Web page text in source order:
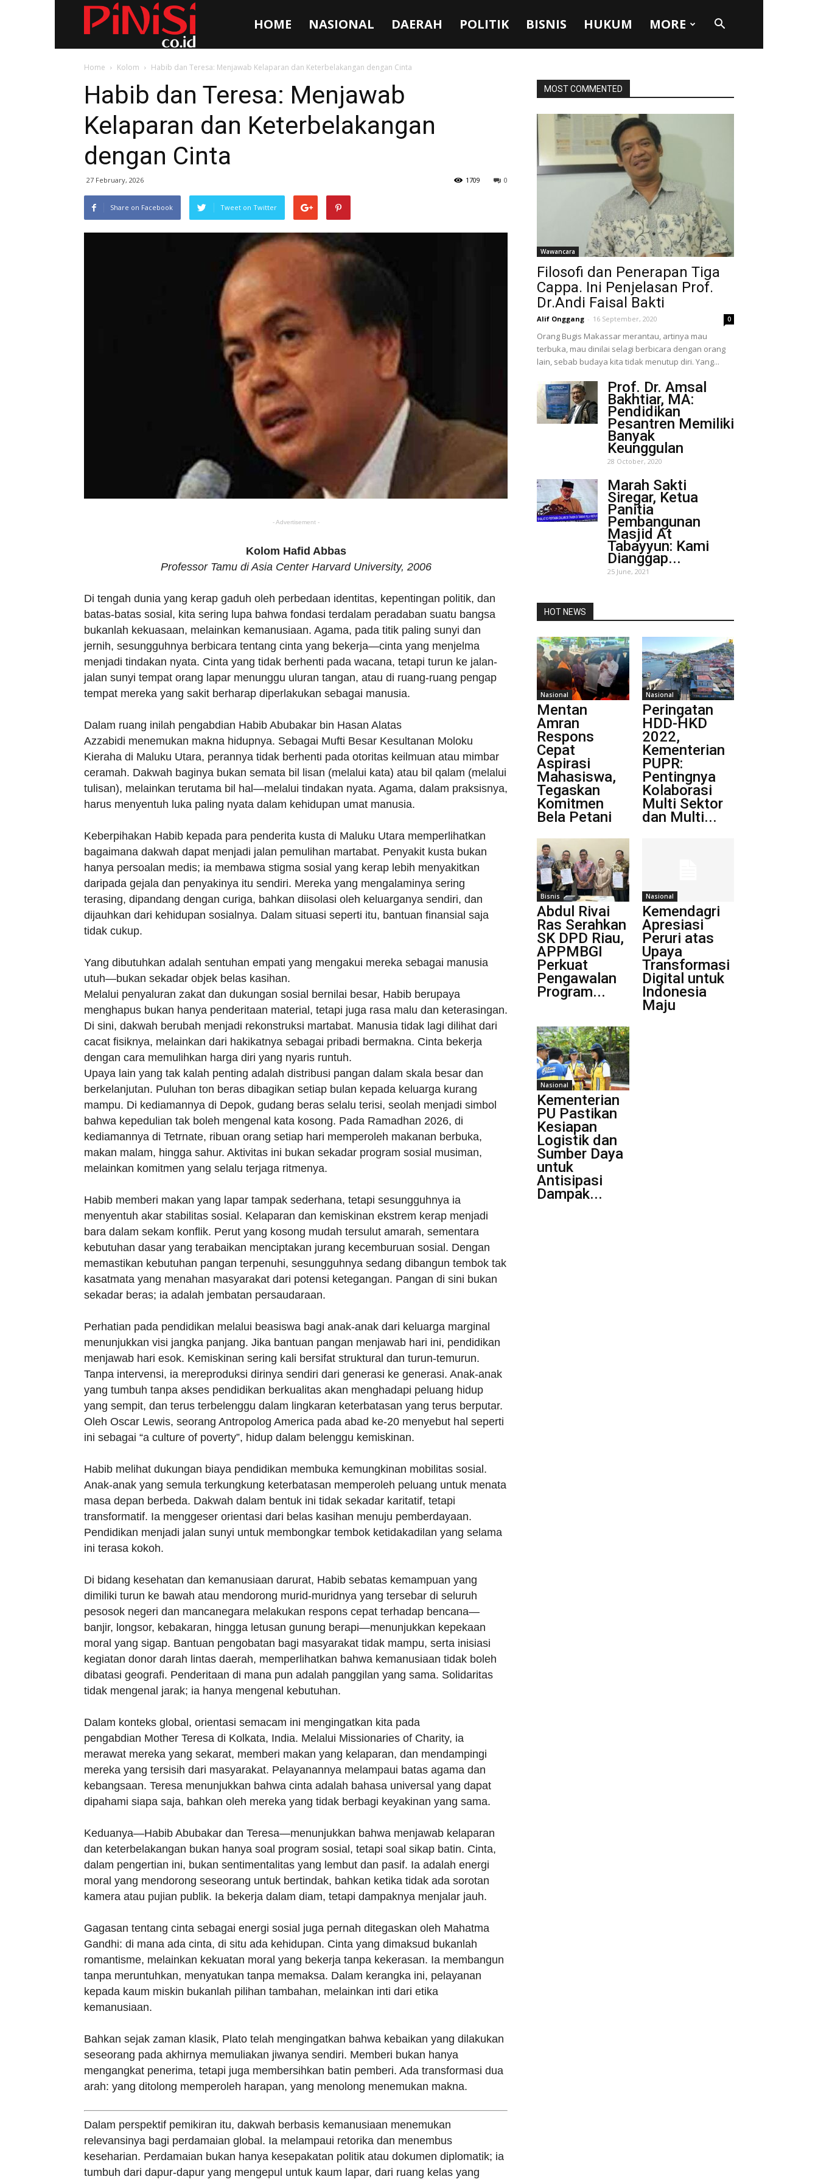
HOME NASIONAL DAERAH POLITIK BISNIS HUKUM MORE
Home Kolom Habib dan Teresa: Menjawab Kelaparan dan Keterbelakangan dengan Cinta
Habib dan Teresa: Menjawab
Kelaparan dan Keterbelakangan
dengan Cinta
27 February, 2026 0
1709
Share on Facebook Tweet on Twitter
- Advertisement -
Kolom Hafid Abbas
Professor Tamu di Asia Center Harvard University, 2006
Di tengah dunia yang kerap gaduh oleh perbedaan identitas, kepentingan politik, dan
batas-batas sosial, kita sering lupa bahwa fondasi terdalam peradaban suatu bangsa
bukanlah kekuasaan, melainkan kemanusiaan. Agama, pada titik paling sunyi dan
jernih, sesungguhnya berbicara tentang cinta yang bekerja—cinta yang menjelma
menjadi tindakan nyata. Cinta yang tidak berhenti pada wacana, tetapi turun ke jalan-
jalan sunyi tempat orang lapar menunggu uluran tangan, atau di ruang-ruang pengap
tempat mereka yang sakit berharap diperlakukan sebagai manusia.
Dalam ruang inilah pengabdian Habib Abubakar bin Hasan Alatas
Azzabidi menemukan makna hidupnya. Sebagai Mufti Besar Kesultanan Moloku
Kieraha di Maluku Utara, perannya tidak berhenti pada otoritas keilmuan atau mimbar
ceramah. Dakwah baginya bukan semata bil lisan (melalui kata) atau bil qalam (melalui
tulisan), melainkan terutama bil hal—melalui tindakan nyata. Agama, dalam praksisnya,
harus menyentuh luka paling nyata dalam kehidupan umat manusia.
Keberpihakan Habib kepada para penderita kusta di Maluku Utara memperlihatkan
bagaimana dakwah dapat menjadi jalan pemulihan martabat. Penyakit kusta bukan
hanya persoalan medis; ia membawa stigma sosial yang kerap lebih menyakitkan
daripada gejala dan penyakinya itu sendiri. Mereka yang mengalaminya sering
terasing, dipandang dengan curiga, bahkan diisolasi oleh keluarganya sendiri, dan
dijauhkan dari kehidupan sosialnya. Dalam situasi seperti itu, bantuan finansial saja
tidak cukup.
Yang dibutuhkan adalah sentuhan empati yang mengakui mereka sebagai manusia
utuh—bukan sekadar objek belas kasihan.
Melalui penyaluran zakat dan dukungan sosial bernilai besar, Habib berupaya
menghapus bukan hanya penderitaan material, tetapi juga rasa malu dan keterasingan.
Di sini, dakwah berubah menjadi rekonstruksi martabat. Manusia tidak lagi dilihat dari
cacat fisiknya, melainkan dari hakikatnya sebagai pribadi bermakna. Cinta bekerja
dengan cara memulihkan harga diri yang nyaris runtuh.
Upaya lain yang tak kalah penting adalah distribusi pangan dalam skala besar dan
berkelanjutan. Puluhan ton beras dibagikan setiap bulan kepada keluarga kurang
mampu. Di kediamannya di Depok, gudang beras selalu terisi, seolah menjadi simbol
bahwa kepedulian tak boleh mengenal kata kosong. Pada Ramadhan 2026, di
kediamannya di Tetrnate, ribuan orang setiap hari memperoleh makanan berbuka,
makan malam, hingga sahur. Aktivitas ini bukan sekadar program sosial musiman,
melainkan komitmen yang selalu terjaga ritmenya.
Habib memberi makan yang lapar tampak sederhana, tetapi sesungguhnya ia
menyentuh akar stabilitas sosial. Kelaparan dan kemiskinan ekstrem kerap menjadi
bara dalam sekam konflik. Perut yang kosong mudah tersulut amarah, sementara
kebutuhan dasar yang terabaikan menciptakan jurang kecemburuan sosial. Dengan
memastikan kebutuhan pangan terpenuhi, sesungguhnya sedang dibangun tembok tak
kasatmata yang menahan masyarakat dari potensi ketegangan. Pangan di sini bukan
sekadar beras; ia adalah jembatan persaudaraan.
Perhatian pada pendidikan melalui beasiswa bagi anak-anak dari keluarga marginal
menunjukkan visi jangka panjang. Jika bantuan pangan menjawab hari ini, pendidikan
menjawab hari esok. Kemiskinan sering kali bersifat struktural dan turun-temurun.
Tanpa intervensi, ia mereproduksi dirinya sendiri dari generasi ke generasi. Anak-anak
yang tumbuh tanpa akses pendidikan berkualitas akan menghadapi peluang hidup
yang sempit, dan terus terbelenggu dalam lingkaran keterbatasan yang terus berputar.
Oleh Oscar Lewis, seorang Antropolog America pada abad ke-20 menyebut hal seperti
ini sebagai “a culture of poverty”, hidup dalam belenggu kemiskinan.
Habib melihat dukungan biaya pendidikan membuka kemungkinan mobilitas sosial.
Anak-anak yang semula terkungkung keterbatasan memperoleh peluang untuk menata
masa depan berbeda. Dakwah dalam bentuk ini tidak sekadar karitatif, tetapi
transformatif. Ia menggeser orientasi dari belas kasihan menuju pemberdayaan.
Pendidikan menjadi jalan sunyi untuk membongkar tembok ketidakadilan yang selama
ini terasa kokoh.
Di bidang kesehatan dan kemanusiaan darurat, Habib sebatas kemampuan yang
dimiliki turun ke bawah atau mendorong murid-muridnya yang tersebar di seluruh
pesosok negeri dan mancanegara melakukan respons cepat terhadap bencana—
banjir, longsor, kebakaran, hingga letusan gunung berapi—menunjukkan kepekaan
moral yang sigap. Bantuan pengobatan bagi masyarakat tidak mampu, serta inisiasi
kegiatan donor darah lintas daerah, memperlihatkan bahwa kemanusiaan tidak boleh
dibatasi geografi. Penderitaan di mana pun adalah panggilan yang sama. Solidaritas
tidak mengenal jarak; ia hanya mengenal kebutuhan.
Dalam konteks global, orientasi semacam ini mengingatkan kita pada
pengabdian Mother Teresa di Kolkata, India. Melalui Missionaries of Charity, ia
merawat mereka yang sekarat, memberi makan yang kelaparan, dan mendampingi
mereka yang tersisih dari masyarakat. Pelayanannya melampaui batas agama dan
kebangsaan. Teresa menunjukkan bahwa cinta adalah bahasa universal yang dapat
dipahami siapa saja, bahkan oleh mereka yang tidak berbagi keyakinan yang sama.
Keduanya—Habib Abubakar dan Teresa—menunjukkan bahwa menjawab kelaparan
dan keterbelakangan bukan hanya soal program sosial, tetapi soal sikap batin. Cinta,
dalam pengertian ini, bukan sentimentalitas yang lembut dan pasif. Ia adalah energi
moral yang mendorong seseorang untuk bertindak, bahkan ketika tidak ada sorotan
kamera atau pujian publik. Ia bekerja dalam diam, tetapi dampaknya menjalar jauh.
Gagasan tentang cinta sebagai energi sosial juga pernah ditegaskan oleh Mahatma
Gandhi: di mana ada cinta, di situ ada kehidupan. Cinta yang dimaksud bukanlah
romantisme, melainkan kekuatan moral yang bekerja tanpa kekerasan. Ia membangun
tanpa meruntuhkan, menyatukan tanpa memaksa. Dalam kerangka ini, pelayanan
kepada kaum miskin bukanlah pilihan tambahan, melainkan inti dari etika
kemanusiaan.
Bahkan sejak zaman klasik, Plato telah mengingatkan bahwa kebaikan yang dilakukan
seseorang pada akhirnya memuliakan jiwanya sendiri. Memberi bukan hanya
mengangkat penerima, tetapi juga membersihkan batin pemberi. Ada transformasi dua
arah: yang ditolong memperoleh harapan, yang menolong menemukan makna.
Dalam perspektif pemikiran itu, dakwah berbasis kemanusiaan menemukan
relevansinya bagi perdamaian global. Ia melampaui retorika dan menembus
keseharian. Perdamaian bukan hanya kesepakatan politik atau dokumen diplomatik; ia
tumbuh dari dapur-dapur yang mengepul untuk kaum lapar, dari ruang kelas yang
MOST COMMENTED
Wawancara
Filosofi dan Penerapan Tiga
Cappa. Ini Penjelasan Prof.
Dr.Andi Faisal Bakti
Alif Onggang - 16 September, 2020 0
Orang Bugis Makassar merantau, artinya mau
terbuka, mau dinilai selagi berbicara dengan orang
lain, sebab budaya kita tidak menutup diri. Yang...
Prof. Dr. Amsal
Bakhtiar, MA:
Pendidikan
Pesantren Memiliki
Banyak
Keunggulan
28 October, 2020
Marah Sakti
Siregar, Ketua
Panitia
Pembangunan
Masjid At
Tabayyun: Kami
Dianggap...
25 June, 2021
HOT NEWS
Nasional
Mentan
Amran
Respons
Cepat
Aspirasi
Mahasiswa,
Tegaskan
Komitmen
Bela Petani
Nasional
Peringatan
HDD-HKD
2022,
Kementerian
PUPR:
Pentingnya
Kolaborasi
Multi Sektor
dan Multi...
Bisnis
Abdul Rivai
Ras Serahkan
SK DPD Riau,
APPMBGI
Perkuat
Pengawalan
Program...
Nasional
Kemendagri
Apresiasi
Peruri atas
Upaya
Transformasi
Digital untuk
Indonesia
Maju
Nasional
Kementerian
PU Pastikan
Kesiapan
Logistik dan
Sumber Daya
untuk
Antisipasi
Dampak...